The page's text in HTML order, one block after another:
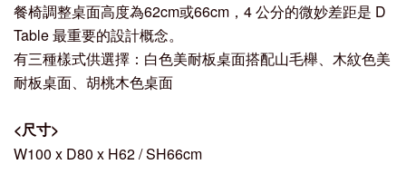
餐椅調整桌面高度為62cm或66cm，4 公分的微妙差距是 D
Table 最重要的設計概念。
有三種樣式供選擇：白色美耐板桌面搭配山毛櫸、木紋色美
耐板桌面、胡桃木色桌面
<尺寸>
W100 x D80 x H62 / SH66cm